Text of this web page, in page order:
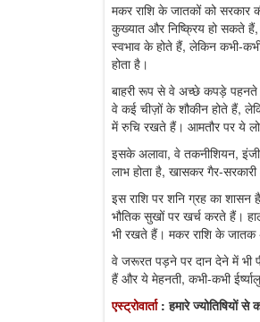
मकर राशि के जातकों को
कुख्यात और निष्क्रिय हो सकते
स्वभाव के होते हैं, लेकिन कभी-
होता है।
बाहरी रूप से वे अच्छे कपड़े
वे कई चीज़ों के शौकीन होते हैं,
में रुचि रखते हैं। आमतौर पर ये
इसके अलावा, वे तकनीशियन,
लाभ होता है, खासकर गैर-
इस राशि पर शनि ग्रह का
भौतिक सुखों पर खर्च करते हैं।
भी रखते हैं। मकर राशि के जातक
वे जरूरत पड़ने पर दान देने में भी
हैं और ये मेहनती, कभी-कभी
एस्ट्रोवार्ता : हमारे ज्योतिषियों